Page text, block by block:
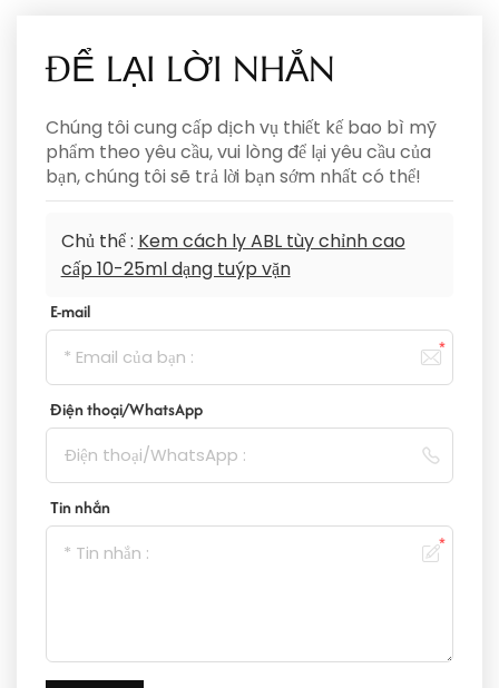
ĐỂ LẠI LỜI NHẮN
Chúng tôi cung cấp dịch vụ thiết kế bao bì mỹ
phẩm theo yêu cầu, vui lòng để lại yêu cầu của
bạn, chúng tôi sẽ trả lời bạn sớm nhất có thể!
Chủ thể : Kem cách ly ABL tùy chỉnh cao
cấp 10-25ml dạng tuýp vặn
E-mail
Điện thoại/WhatsApp
Tin nhắn